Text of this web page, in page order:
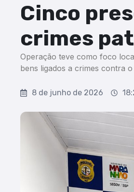
Cinco
crimes
Operação teve como foco
bens ligados a crimes contra
8 de junho de 2026